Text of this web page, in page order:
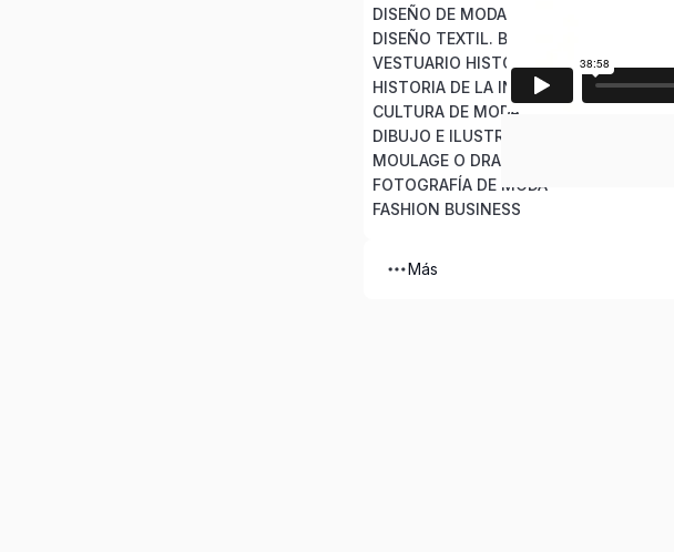
DISEÑO DE MODA
DISEÑO TEXTIL. BORDADO
VESTUARIO HISTÓRICO Y ESCÉNICO
HISTORIA DE LA INDUMENTARIA
CULTURA DE MODA
DIBUJO E ILUSTRACIÓN
MOULAGE O DRAPEADO SOBRE MANIQUÍ
FOTOGRAFÍA DE MODA
FASHION BUSINESS
Más